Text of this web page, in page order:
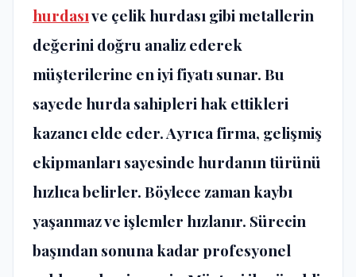
hurdasıve çelik hurdası gibi metallerin
değerini doğru analiz ederek
müşterilerine en iyi fiyatı sunar. Bu
sayede hurda sahipleri hak ettikleri
kazancı elde eder. Ayrıca firma, gelişmiş
ekipmanları sayesinde hurdanın türünü
hızlıca belirler. Böylece zaman kaybı
yaşanmaz ve işlemler hızlanır. Sürecin
başından sonuna kadar profesyonel